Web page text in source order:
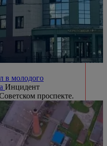
в молодого
Инцидент
проспекте.